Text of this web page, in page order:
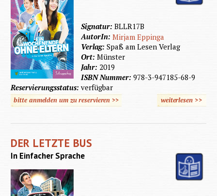
Signatur:BLLR17B
AutorIn:Mirjam Eppinga
Verlag:Spaß am Lesen Verlag
Ort:Münster
Jahr: 2019
ISBN Nummer:978-3-947185-68-9
Reservierungsstatus:verfügbar
bitte anmelden um zu reservieren >> weiterlesen über
>>
DER LETZTE BUS
In Einfacher Sprache